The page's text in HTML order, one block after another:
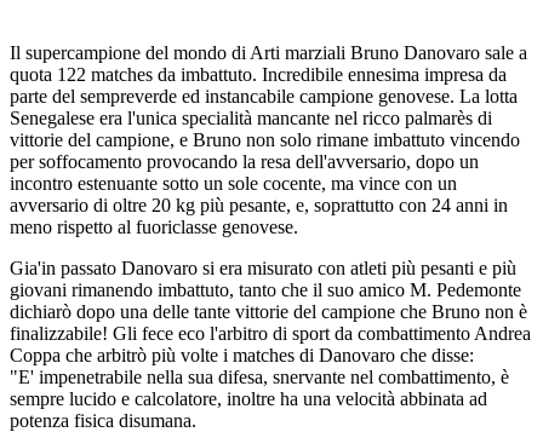
Il supercampione del mondo di Arti marziali Bruno Danovaro sale a
quota 122 matches da imbattuto. Incredibile ennesima impresa da
parte del sempreverde ed instancabile campione genovese. La lotta
Senegalese era l'unica specialità mancante nel ricco palmarès di
vittorie del campione, e Bruno non solo rimane imbattuto vincendo
per soffocamento provocando la resa dell'avversario, dopo un
incontro estenuante sotto un sole cocente, ma vince con un
avversario di oltre 20 kg più pesante, e, soprattutto con 24 anni in
meno rispetto al fuoriclasse genovese.
Gia'in passato Danovaro si era misurato con atleti più pesanti e più
giovani rimanendo imbattuto, tanto che il suo amico M. Pedemonte
dichiarò dopo una delle tante vittorie del campione che Bruno non è
finalizzabile! Gli fece eco l'arbitro di sport da combattimento Andrea
Coppa che arbitrò più volte i matches di Danovaro che disse:
"E' impenetrabile nella sua difesa, snervante nel combattimento, è
sempre lucido e calcolatore, inoltre ha una velocità abbinata ad
potenza fisica disumana.